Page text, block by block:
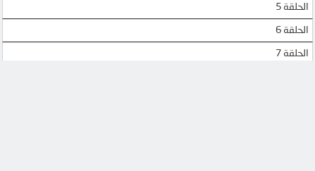
الحلقة 5
الحلقة 6
الحلقة 7